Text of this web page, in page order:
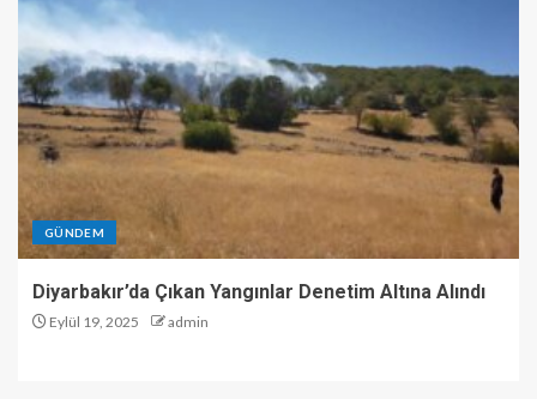
GÜNDEM
Diyarbakır’da Çıkan Yangınlar Denetim Altına Alındı
Eylül 19, 2025 admin